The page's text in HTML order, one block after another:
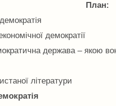
План:
демократії
держава – якою
літератури